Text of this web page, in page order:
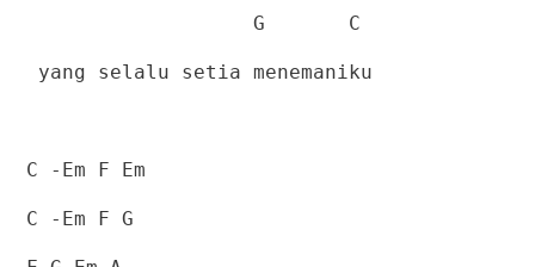
G C
yang selalu setia menemaniku
C -Em F Em
C -Em F G